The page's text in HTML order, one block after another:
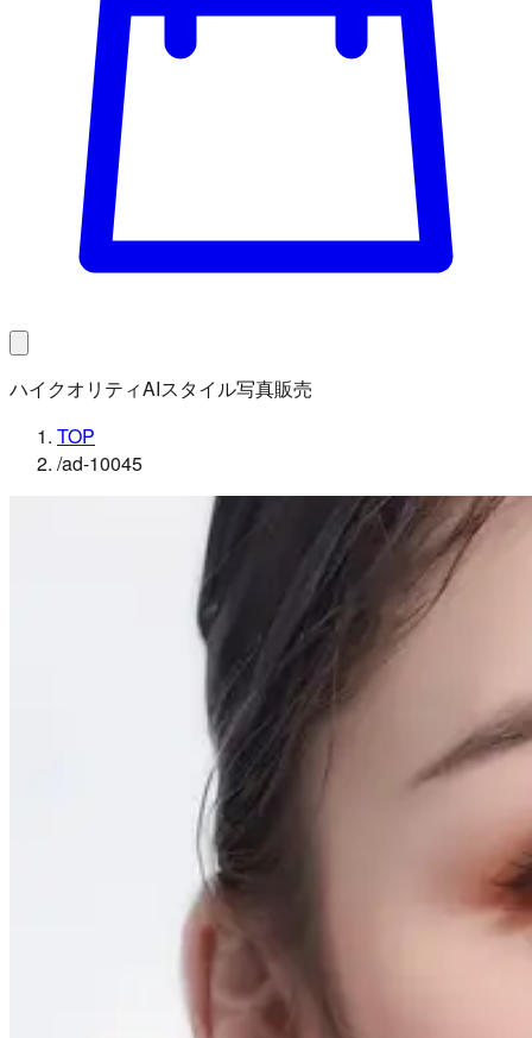
ハイクオリティAIスタイル写真販売
TOP
/ad-10045